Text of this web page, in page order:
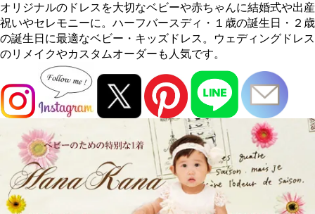
オリジナルのドレスを大切なベビーや赤ちゃんに結婚式や出産
祝いやセレモニーに。ハーフバースディ・１歳の誕生日・２歳
の誕生日に最適なベビー・キッズドレス。ウェディングドレス
のリメイクやカスタムオーダーも人気です。